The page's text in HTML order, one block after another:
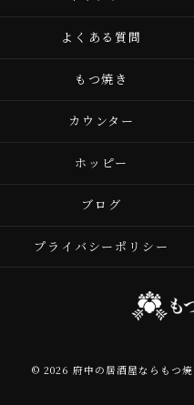
よくある質問
もつ焼き
カウンター
ホッピー
ブログ
プライバシーポリシー
© 2026 府中の居酒屋ならもつ